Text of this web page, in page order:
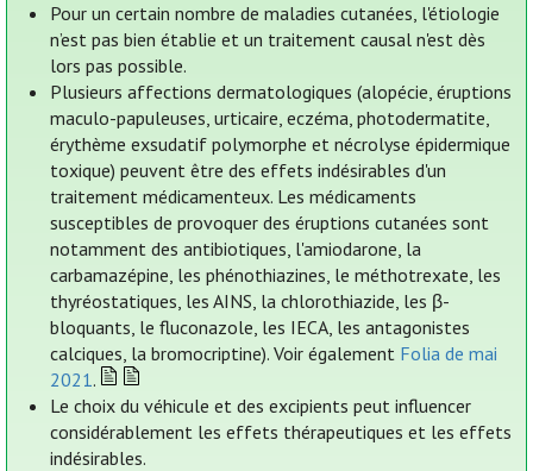
Pour un certain nombre de maladies cutanées, l'étiologie
n’est pas bien établie et un traitement causal n'est dès
lors pas possible.
Plusieurs affections dermatologiques (alopécie, éruptions
maculo-papuleuses, urticaire, eczéma, photodermatite,
érythème exsudatif polymorphe et nécrolyse épidermique
toxique) peuvent être des effets indésirables d'un
traitement médicamenteux. Les médicaments
susceptibles de provoquer des éruptions cutanées sont
notamment des antibiotiques, l'amiodarone, la
carbamazépine, les phénothiazines, le méthotrexate, les
thyréostatiques, les AINS, la chlorothiazide, les β-
bloquants, le fluconazole, les IECA, les antagonistes
calciques, la bromocriptine). Voir également Folia de mai
2021.
Le choix du véhicule et des excipients peut influencer
considérablement les effets thérapeutiques et les effets
indésirables.